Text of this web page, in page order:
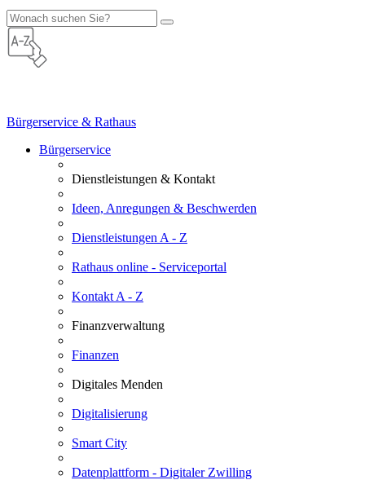
Bürgerservice & Rathaus
Bürgerservice
Dienstleistungen & Kontakt
Ideen, Anregungen & Beschwerden
Dienstleistungen A - Z
Rathaus online - Serviceportal
Kontakt A - Z
Finanzverwaltung
Finanzen
Digitales Menden
Digitalisierung
Smart City
Datenplattform - Digitaler Zwilling